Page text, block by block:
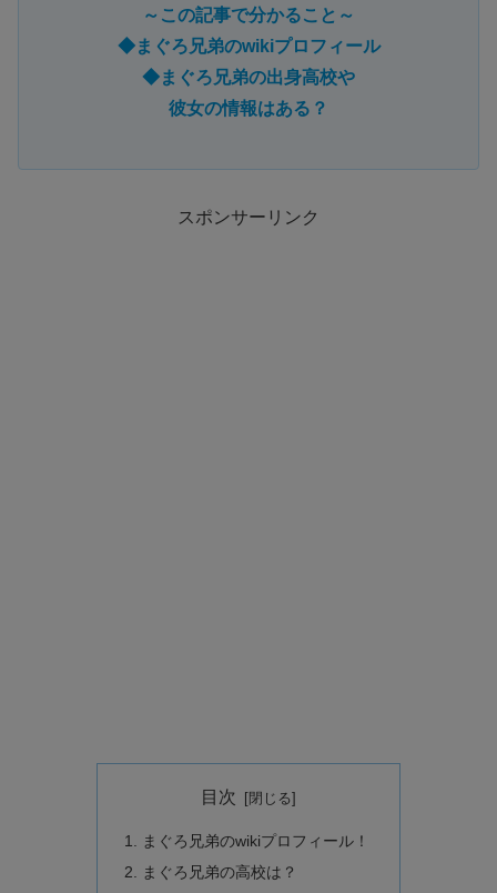
～この記事で分かること～
◆まぐろ兄弟のwikiプロフィール
◆まぐろ兄弟の出身高校や
彼女の情報はある？
スポンサーリンク
目次
まぐろ兄弟のwikiプロフィール！
まぐろ兄弟の高校は？